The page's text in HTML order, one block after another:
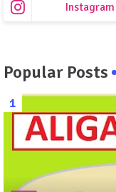
Instagram
Popular Posts